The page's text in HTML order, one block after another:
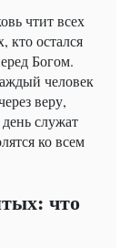
чтит всех
кто остался
Богом.
человек
веру,
служат
ко всем
что